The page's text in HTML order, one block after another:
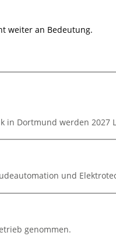
weiter an Bedeutung.
Dortmund werden
und
genommen.